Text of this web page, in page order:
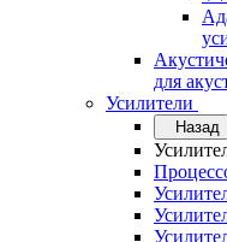
для
Усилители
Назад